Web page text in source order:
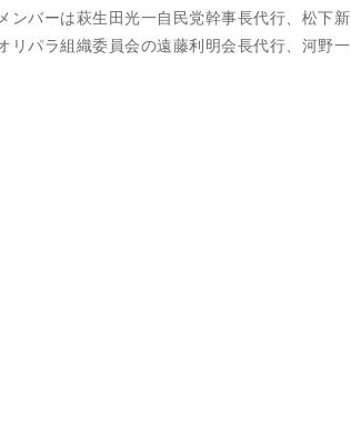
ンバーは萩生田光一自民党幹事長代行、松下新
リパラ組織委員会の遠藤利明会長代行、河野一